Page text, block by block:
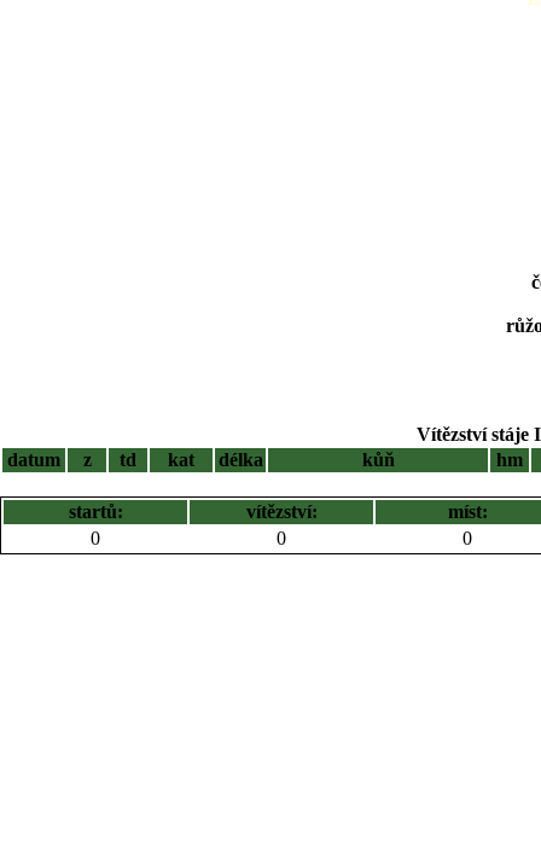
Vítězství stáje
datum
z td kat délka kůň hm
startů: vítězství:
míst:
0
0 0